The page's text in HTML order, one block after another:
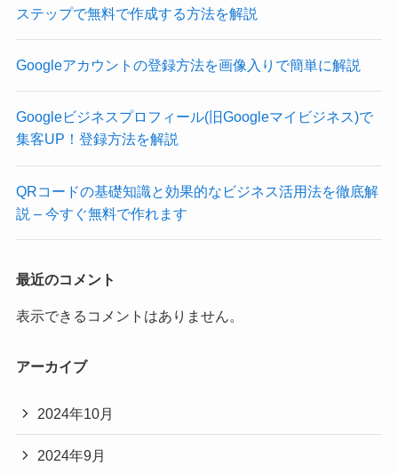
ステップで無料で作成する方法を解説
Googleアカウントの登録方法を画像入りで簡単に解説
Googleビジネスプロフィール(旧Googleマイビジネス)で
集客UP！登録方法を解説
QRコードの基礎知識と効果的なビジネス活用法を徹底解
説 – 今すぐ無料で作れます
最近のコメント
表示できるコメントはありません。
アーカイブ
2024年10月
2024年9月